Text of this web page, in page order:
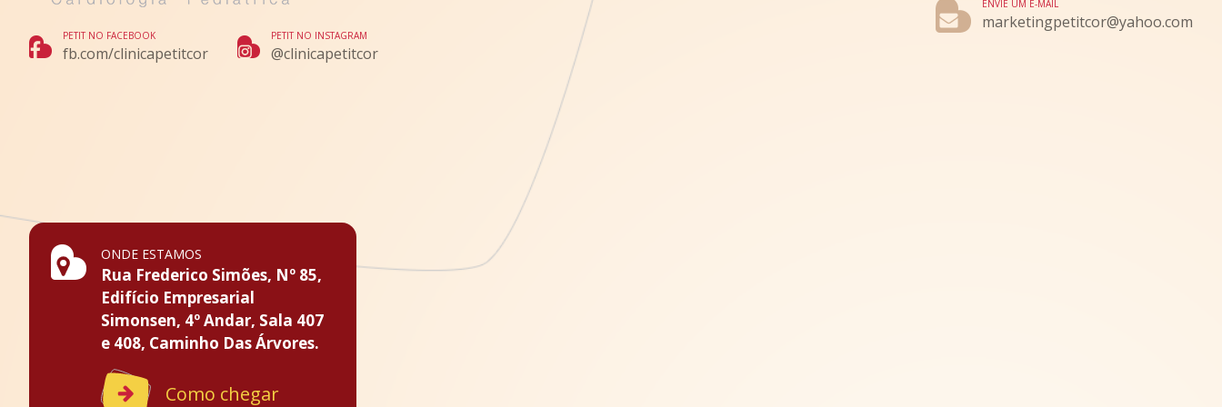
PETIT NO FACEBOOK
fb.com/clinicapetitcor
PETIT NO INSTAGRAM
@clinicapetitcor
ENVIE UM E-MAIL
marketingpetitcor@yahoo.com
ONDE ESTAMOS
Rua Frederico Simões, Nº 85,
Edifício Empresarial
Simonsen, 4º Andar, Sala 407
e 408, Caminho Das Árvores.
Como chegar